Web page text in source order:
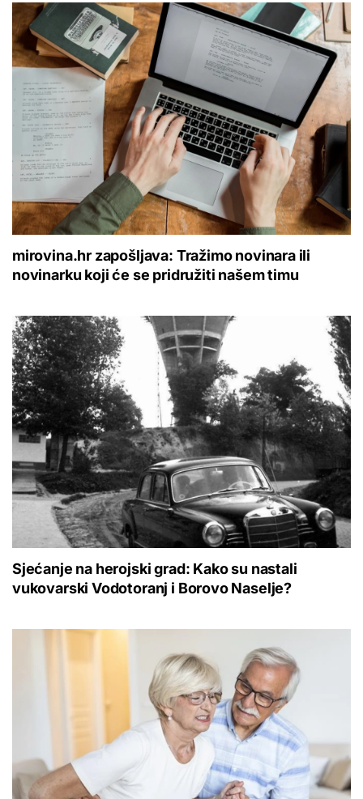
mirovina.hr zapošljava: Tražimo novinara ili
novinarku koji će se pridružiti našem timu
Sjećanje na herojski grad: Kako su nastali
vukovarski Vodotoranj i Borovo Naselje?